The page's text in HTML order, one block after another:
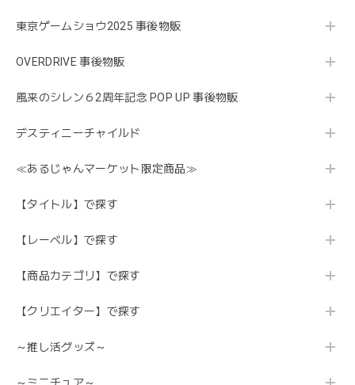
東京ゲームショウ2025 事後物販
OVERDRIVE 事後物販
風来のシレン６2周年記念 POP UP 事後物販
デスティニーチャイルド
≪あるじゃんマーケット限定商品≫
【タイトル】で探す
【レーベル】で探す
【商品カテゴリ】で探す
【クリエイター】で探す
～推し活グッズ～